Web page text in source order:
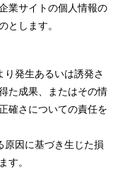
業サイトの個人情報の
とします。
発生あるいは誘発さ
た成果、またはその情
確さについての責任を
原因に基づき生じた損
す。